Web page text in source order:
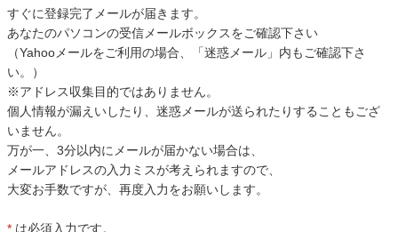
すぐに登録完了メールが届きます。
あなたのパソコンの受信メールボックスをご確認下さい
（Yahooメールをご利用の場合、「迷惑メール」内もご確認下さ
い。）
※アドレス収集目的ではありません。
個人情報が漏えいしたり、迷惑メールが送られたりすることもござ
いません。
万が一、3分以内にメールが届かない場合は、
メールアドレスの入力ミスが考えられますので、
大変お手数ですが、再度入力をお願いします。
* は必須入力です。